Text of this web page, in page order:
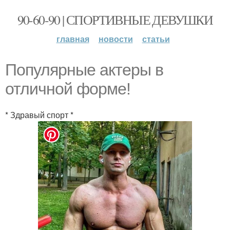
90-60-90 | СПОРТИВНЫЕ ДЕВУШКИ
главная новости статьи
Популярные актеры в
отличной форме!
* Здравый спорт *